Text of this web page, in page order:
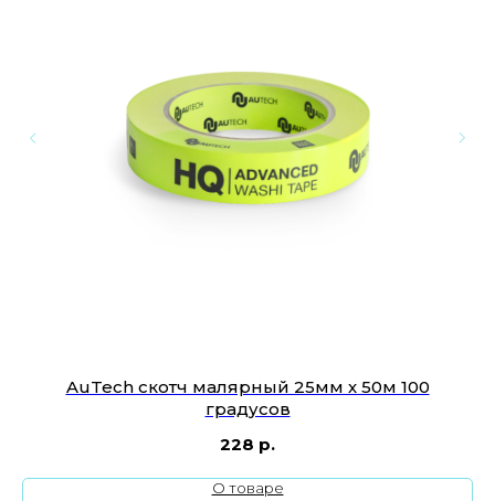
AuTech скотч малярный 25мм х 50м 100
градусов
228 р.
О товаре